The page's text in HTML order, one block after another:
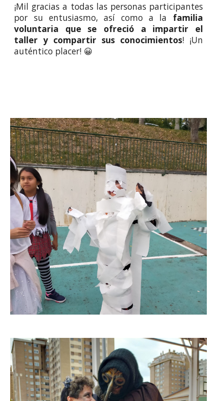
¡Mil gracias a todas las personas participantes
por su entusiasmo, así como a la familia
voluntaria que se ofreció a impartir el
taller y compartir sus conocimientos! ¡Un
auténtico placer! 😀